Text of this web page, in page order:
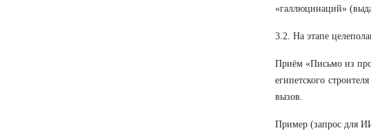
«галлюцинаций»
3.2. На этапе
Приём «Письмо из
египетского
вызов.
Пример (запрос для